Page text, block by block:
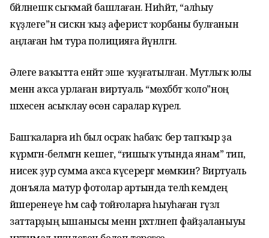
бәйләнешкә сыҡмай башлаған. Ниһәйәт, “алһыу
күҙлеге”н сискән ҡыҙ аферист ҡорбаны булғанын
аңлаған һәм тура полицияға йүнәлгән.
Әлеге ваҡытта енәйәт эше ҡуҙғатылған. Мутлыҡ юлы
менән аҡса урлаған виртуаль “мөхәббәт ҡоло”ноң
шәхесен асыҡлау өсөн саралар күрелә.
Башҡаларға иһә был осраҡ һабаҡ: бер тапҡыр ҙа
күрмәгән-белмәгән кешегә, “ғишыҡ утында янам” тип,
нисек ҙур сумма аҡса күсерергә мөмкин? Виртуаль
донъяла матур фотолар артында теләһә кемдең
йәшеренеүе һәм саф тойғоларға һыуһаған гүзәл
заттарҙың ышанысы менән рәхәтләнеп файҙаланыуы